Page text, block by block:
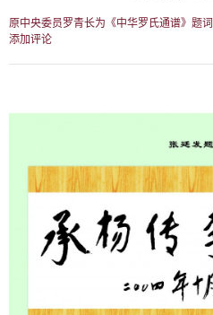
原中央委员罗青长为《中华罗氏通谱》题词
添加评论